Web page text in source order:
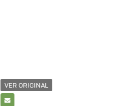
VER ORIGINAL